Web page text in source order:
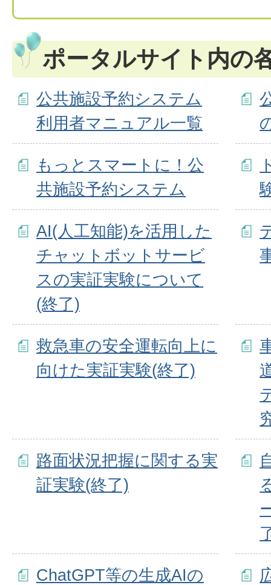
ポータルサイト内の
公共施設予約システム
利用者マニュアル一覧
もっとスマートに！公
共施設予約システム
AI(人工知能)を活用した
チャットボットサービ
スの実証実験について
(終了)
救急車の安全運転向上に
向けた実証実験(終了)
路面状況把握に関する実
証実験(終了)
ChatGPT等の生成AIの